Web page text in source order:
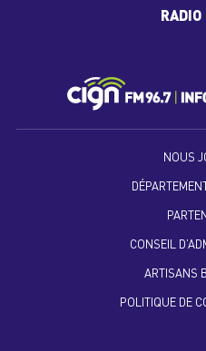
RADIO
NOUS
CONSEIL
ARTISANS
POLITIQUE DE